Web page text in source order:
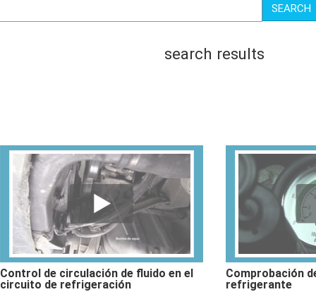
SEARCH
search results
Control de circulación de fluido en el
circuito de refrigeración
Comprobación
refrigerante